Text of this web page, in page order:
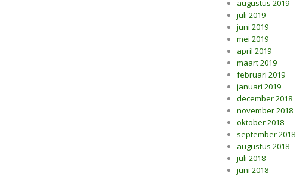
augustus 2019
juli 2019
juni 2019
mei 2019
april 2019
maart 2019
februari 2019
januari 2019
december 2018
november 2018
oktober 2018
september 2018
augustus 2018
juli 2018
juni 2018